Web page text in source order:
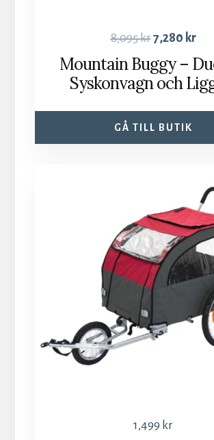
8,095kr7,280 kr
Mountain Buggy –
Syskonvagn och
GÅ TILL BUTIK
1,499 kr